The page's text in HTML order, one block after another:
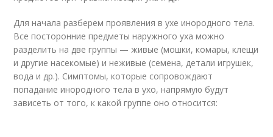
Для начала разберем проявления в ухе инородного тела.
Все посторонние предметы наружного уха можно
разделить на две группы — живые (мошки, комары, клещи
и другие насекомые) и неживые (семена, детали игрушек,
вода и др.). Симптомы, которые сопровождают
попадание инородного тела в ухо, напрямую будут
зависеть от того, к какой группе оно относится: